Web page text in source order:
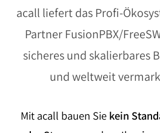
acall liefert das Profi-
Partner FusionPBX/
sicheres und skalierbares
und weltweit
Mit acall bauen Sie kein